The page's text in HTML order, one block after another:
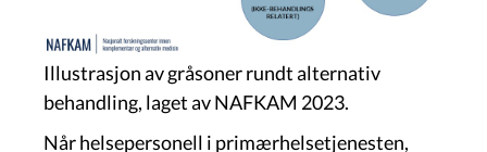
Illustrasjon av gråsoner rundt alternativ
behandling, laget av NAFKAM 2023.
Når helsepersonell i primærhelsetjenesten,